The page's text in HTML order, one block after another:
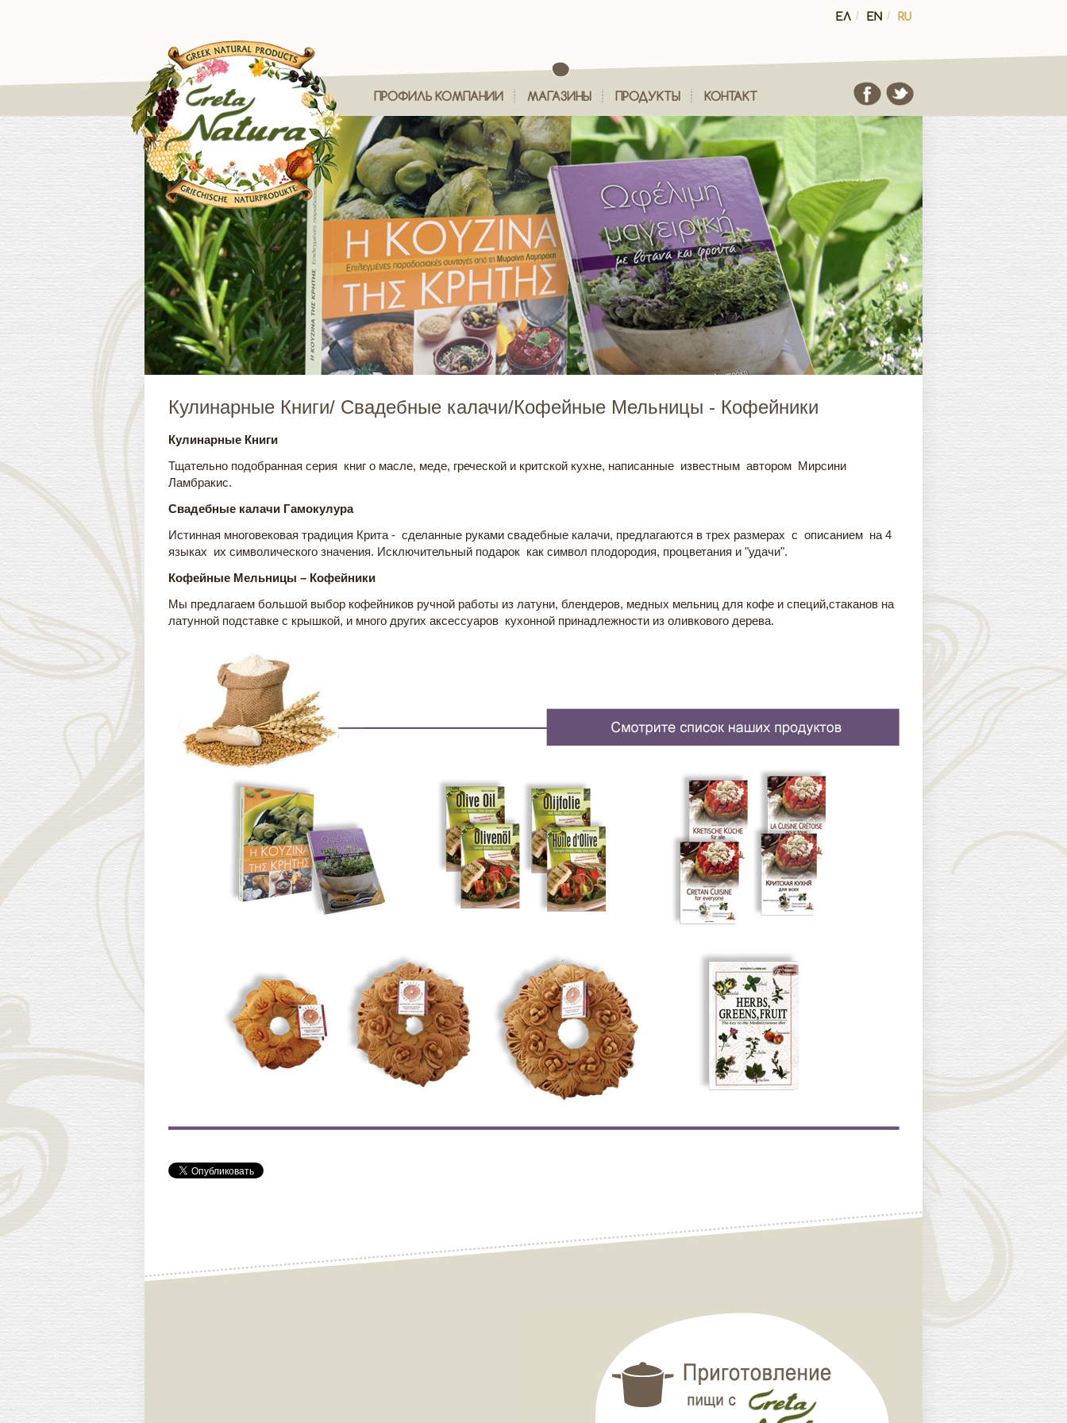
ΕΛ / EN / RU
ПРОФИЛЬ КОМПАНИИ МАГАЗИНЫ ПРОДУКТЫ КОНТАКТ
Кулинарные Книги/ Свадебные калачи/Кофейные Мельницы - Кофейники
Кулинарные Книги
Тщательно подобранная серия книг о масле, меде, греческой и критской кухне, написанные известным автором Мирсини
Ламбракис.
Свадебные калачи Гамокулура
Истинная многовековая традиция Крита - сделанные руками свадебные калачи, предлагаются в трех размерах с описанием на 4
языках их символического значения. Исключительный подарок как символ плодородия, процветания и "удачи".
Кофейные Мельницы – Кофейники
Мы предлагаем большой выбор кофейников ручной работы из латуни, блендеров, медных мельниц для кофе и специй,стаканов на
латунной подставке с крышкой, и много других аксессуаров кухонной принадлежности из оливкового дерева.